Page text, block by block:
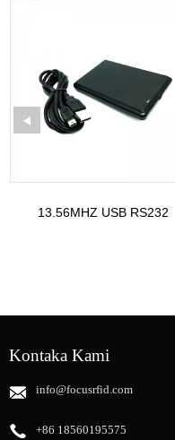
13.56MHZ USB RS232
Kontaka Kami
info@focusrfid.com
+86 18560195575